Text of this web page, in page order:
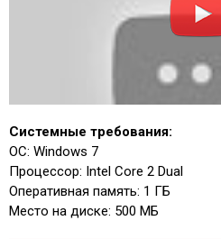
Системные требования:
ОС: Windows 7
Процессор: Intel Core 2 Dual
Оперативная память: 1 ГБ
Место на диске: 500 МБ